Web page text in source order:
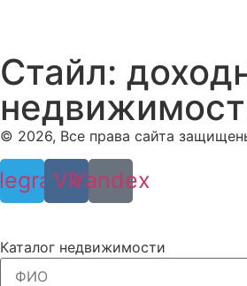
Стайл:
© 2026, Все права сайта
VkYandex
Каталог недвижимости